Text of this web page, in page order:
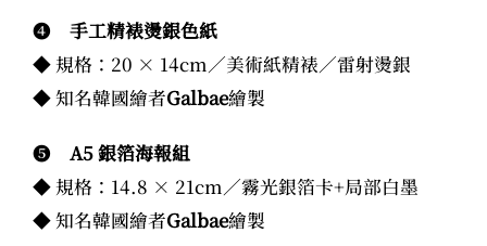
❹ 手工精裱燙銀色紙
◆ 規格：20 × 14cm／美術紙精裱／雷射燙銀
◆ 知名韓國繪者Galbae繪製
❺ A5 銀箔海報組
◆ 規格：14.8 × 21cm／霧光銀箔卡+局部白墨
◆ 知名韓國繪者Galbae繪製